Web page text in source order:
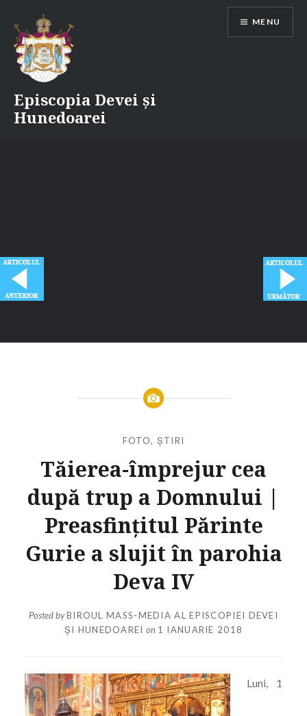
content
Episcopia Devei și
Hunedoarei
MENU
FOTO, ȘTIRI
Tăierea-împrejur cea
după trup a Domnului |
Preasfințitul Părinte
Gurie a slujit în parohia
Deva IV
Posted byBIROUL MASS-MEDIA AL EPISCOPIEI DEVEI
ȘI HUNEDOAREI on 1 IANUARIE 2018
Luni, 1